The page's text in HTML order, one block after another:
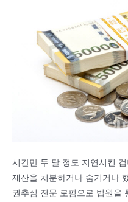
시간만 두 달 정도 지연시킨
재산을 처분하거나 숨기거나
권추심 전문 로펌으로 법원을